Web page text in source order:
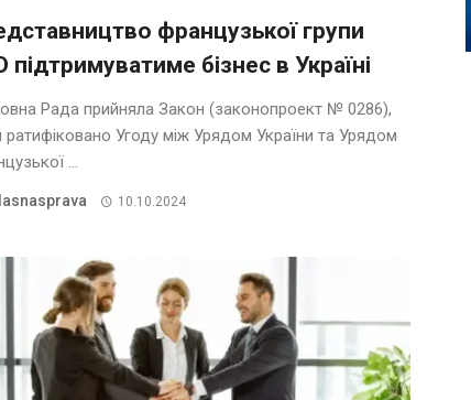
французької групи
підтримуватиме бізнес в Україні
Рада прийняла Закон (законопроект № 0286),
ратифіковано Угоду між Урядом України та Урядом
...
10.10.2024